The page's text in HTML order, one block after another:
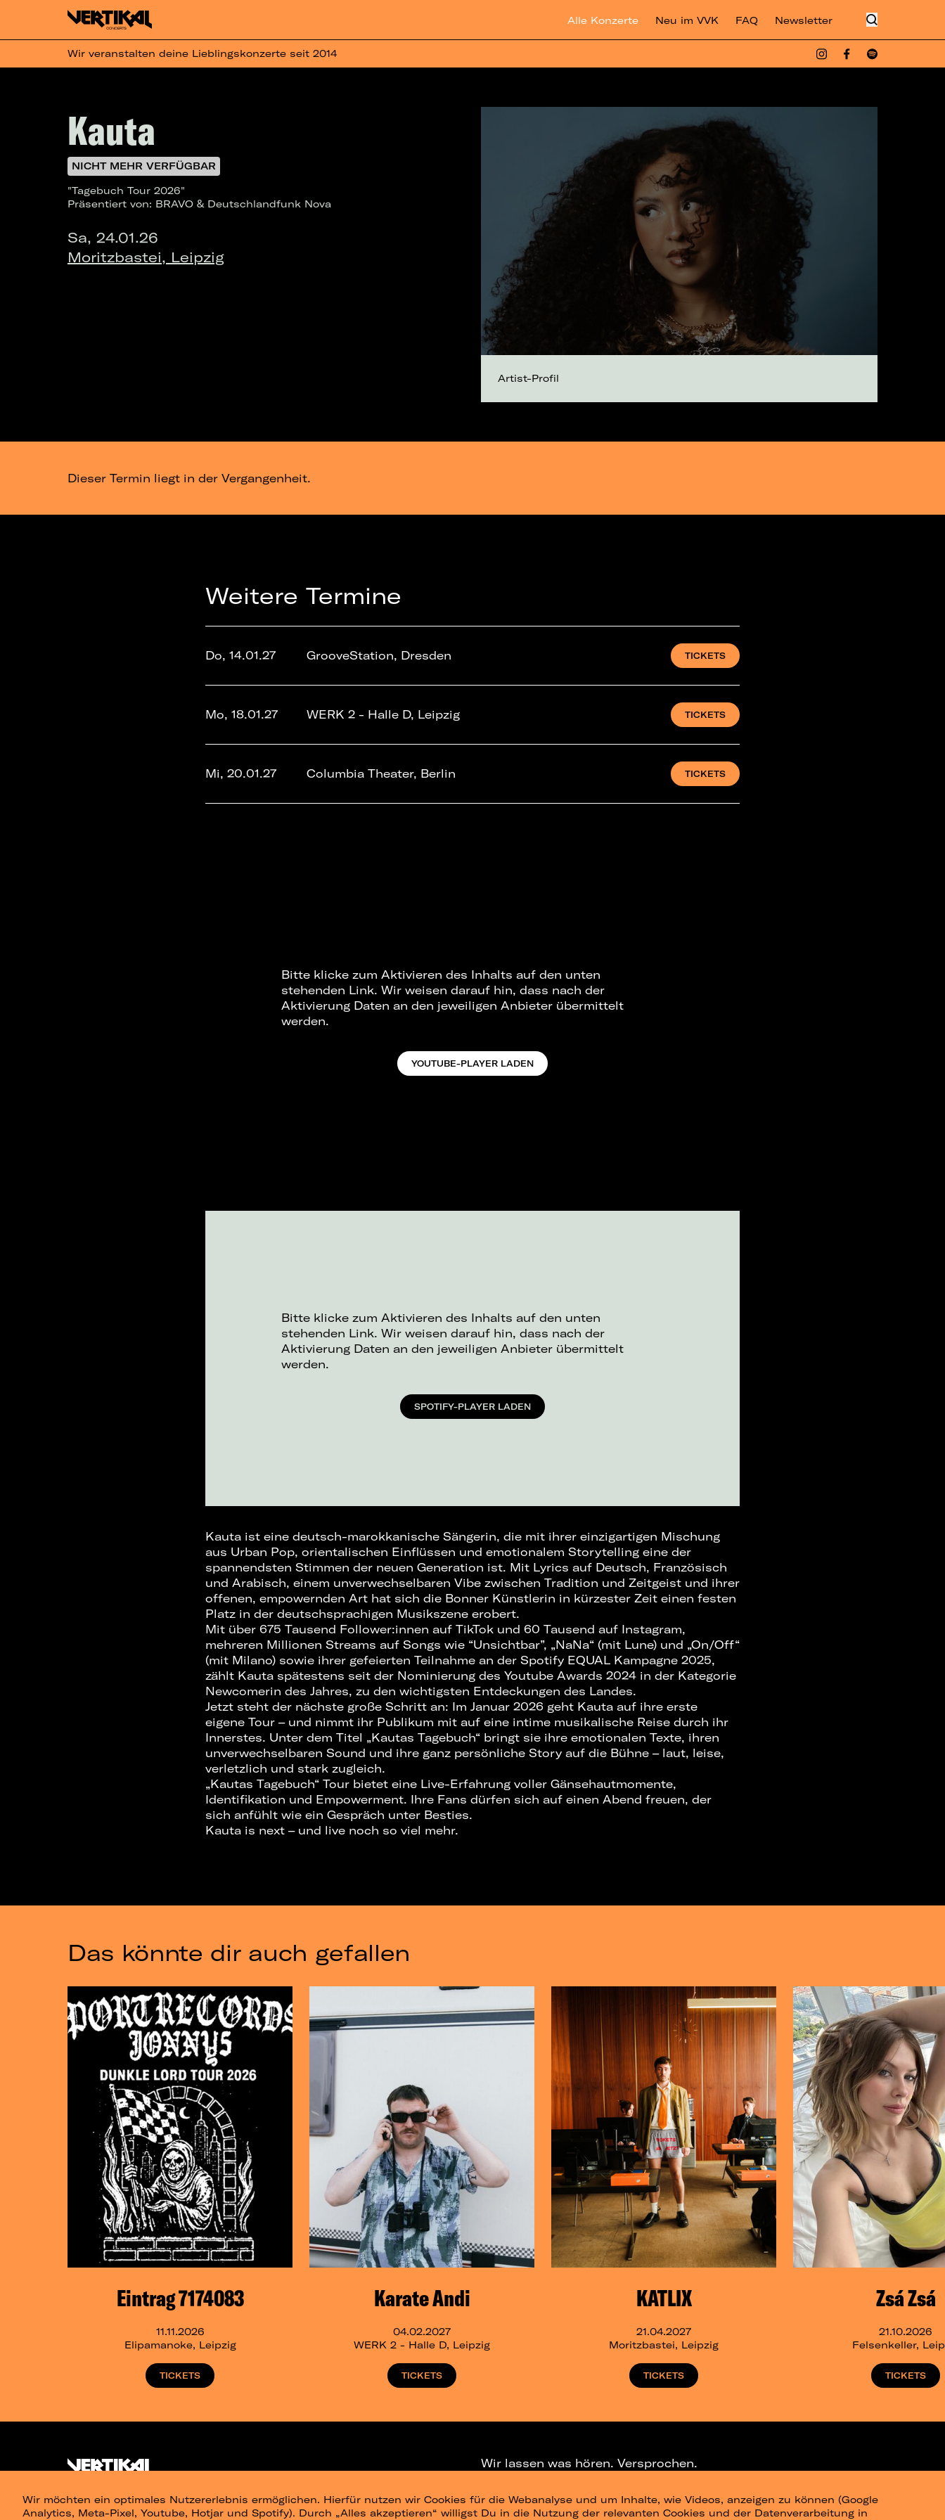
Alle Konzerte Neu im VVK FAQ Newsletter
Wir veranstalten deine Lieblingskonzerte seit 2014
Kauta
NICHT MEHR VERFÜGBAR
"Tagebuch Tour 2026"
Präsentiert von: BRAVO & Deutschlandfunk Nova
Sa, 24.01.26
Moritzbastei, Leipzig
Artist-Profil
Dieser Termin liegt in der Vergangenheit.
Weitere Termine
Do, 14.01.27 GrooveStation, Dresden TICKETS
Mo, 18.01.27 WERK 2 - Halle D, Leipzig TICKETS
Mi, 20.01.27 Columbia Theater, Berlin TICKETS
Bitte klicke zum Aktivieren des Inhalts auf den unten
stehenden Link. Wir weisen darauf hin, dass nach der
Aktivierung Daten an den jeweiligen Anbieter übermittelt
werden.
YOUTUBE-PLAYER LADEN
Bitte klicke zum Aktivieren des Inhalts auf den unten
stehenden Link. Wir weisen darauf hin, dass nach der
Aktivierung Daten an den jeweiligen Anbieter übermittelt
werden.
SPOTIFY-PLAYER LADEN
Kauta ist eine deutsch-marokkanische Sängerin, die mit ihrer einzigartigen Mischung
aus Urban Pop, orientalischen Einflüssen und emotionalem Storytelling eine der
spannendsten Stimmen der neuen Generation ist. Mit Lyrics auf Deutsch, Französisch
und Arabisch, einem unverwechselbaren Vibe zwischen Tradition und Zeitgeist und ihrer
offenen, empowernden Art hat sich die Bonner Künstlerin in kürzester Zeit einen festen
Platz in der deutschsprachigen Musikszene erobert.
Mit über 675 Tausend Follower:innen auf TikTok und 60 Tausend auf Instagram,
mehreren Millionen Streams auf Songs wie “Unsichtbar”, „NaNa“ (mit Lune) und „On/Off“
(mit Milano) sowie ihrer gefeierten Teilnahme an der Spotify EQUAL Kampagne 2025,
zählt Kauta spätestens seit der Nominierung des Youtube Awards 2024 in der Kategorie
Newcomerin des Jahres, zu den wichtigsten Entdeckungen des Landes.
Jetzt steht der nächste große Schritt an: Im Januar 2026 geht Kauta auf ihre erste
eigene Tour – und nimmt ihr Publikum mit auf eine intime musikalische Reise durch ihr
Innerstes. Unter dem Titel „Kautas Tagebuch“ bringt sie ihre emotionalen Texte, ihren
unverwechselbaren Sound und ihre ganz persönliche Story auf die Bühne – laut, leise,
verletzlich und stark zugleich.
„Kautas Tagebuch“ Tour bietet eine Live-Erfahrung voller Gänsehautmomente,
Identifikation und Empowerment. Ihre Fans dürfen sich auf einen Abend freuen, der
sich anfühlt wie ein Gespräch unter Besties.
Kauta is next – und live noch so viel mehr.
Das könnte dir auch gefallen
Eintrag 7174083
11.11.2026
Elipamanoke, Leipzig
TICKETS
Karate Andi
04.02.2027
WERK 2 - Halle D, Leipzig
TICKETS
KATLIX
21.04.2027
Moritzbastei, Leipzig
TICKETS
Zsá Zsá
21.10.2026
Felsenkeller,
TICKETS
Wir möchten ein optimales Nutzererlebnis ermöglichen. Hierfür nutzen wir Cookies für die Webanalyse und um Inhalte, wie Videos, anzeigen zu können (Google
Analytics, Meta-Pixel, Youtube, Hotjar und Spotify). Durch „Alles akzeptieren“ willigst Du in die Nutzung der relevanten Cookies und der Datenverarbeitung in
Wir lassen was hören. Versprochen.
NEWSLETTER TELEGRAM-CHANNEL